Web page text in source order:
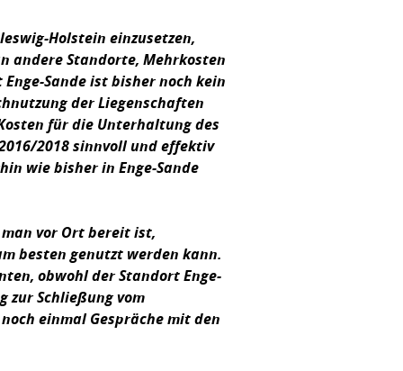
Holstein einzusetzen,
andere Standorte, Mehrkosten
Sande ist bisher noch kein
der Liegenschaften
für die Unterhaltung des
2018 sinnvoll und effektiv
wie bisher in Enge-Sande
man vor Ort bereit ist,
besten genutzt werden kann.
obwohl der Standort Enge-
zur Schließung vom
einmal Gespräche mit den